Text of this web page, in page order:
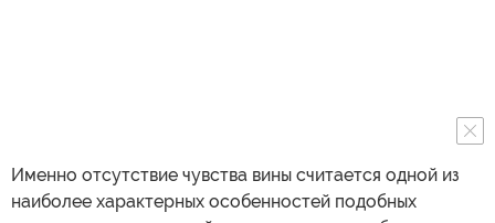
Именно отсутствие чувства вины считается одной из
наиболее характерных особенностей подобных